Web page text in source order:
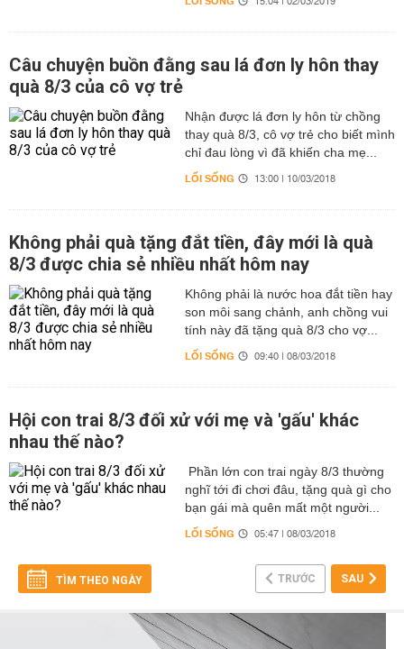
Câu chuyện buồn đằng sau lá đơn ly hôn thay
quà 8/3 của cô vợ trẻ
Nhận được lá đơn ly hôn từ chồng
thay quà 8/3, cô vợ trẻ cho biết mình
chỉ đau lòng vì đã khiến cha mẹ...
LỐI SỐNG 13:00 | 10/03/2018
Không phải quà tặng đắt tiền, đây mới là quà
8/3 được chia sẻ nhiều nhất hôm nay
Không phải là nước hoa đắt tiền hay
son môi sang chảnh, anh chồng vui
tính này đã tặng quà 8/3 cho vợ...
LỐI SỐNG 09:40 | 08/03/2018
Hội con trai 8/3 đối xử với mẹ và 'gấu' khác
nhau thế nào?
Phần lớn con trai ngày 8/3 thường
nghĩ tới đi chơi đâu, tặng quà gì cho
bạn gái mà quên mất một người...
LỐI SỐNG 05:47 | 08/03/2018
TÌM THEO NGÀY TRƯỚC SAU